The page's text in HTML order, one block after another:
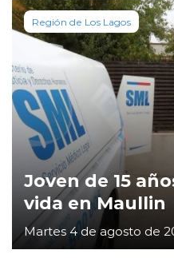
Región de Los Lagos
Joven de 15
vida en Maullin
Martes 4 de agosto de